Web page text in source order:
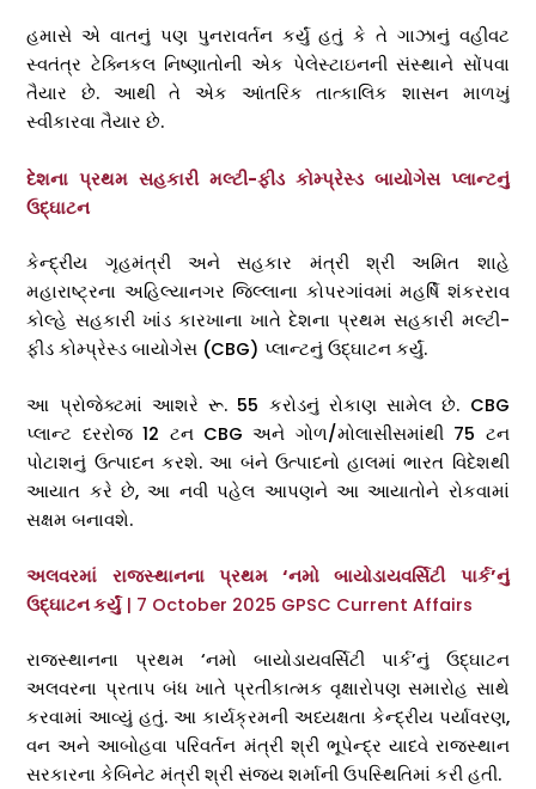
હમાસે એ વાતનું પણ પુનરાવર્તન કર્યું હતું કે તે ગાઝાનું વહીવટ
સ્વતંત્ર ટેક્નિકલ નિષ્ણાતોની એક પેલેસ્ટાઇનની સંસ્થાને સોંપવા
તૈયાર છે. આથી તે એક આંતરિક તાત્કાલિક શાસન માળખું
સ્વીકારવા તૈયાર છે.
દેશના પ્રથમ સહકારી મલ્ટી-ફીડ કોમ્પ્રેસ્ડ બાયોગેસ પ્લાન્ટનું
ઉદ્ઘાટન
કેન્દ્રીય ગૃહમંત્રી અને સહકાર મંત્રી શ્રી અમિત શાહે
મહારાષ્ટ્રના અહિલ્યાનગર જિલ્લાના કોપરગાંવમાં મહર્ષિ શંકરરાવ
કોલ્હે સહકારી ખાંડ કારખાના ખાતે દેશના પ્રથમ સહકારી મલ્ટી-
ફીડ કોમ્પ્રેસ્ડ બાયોગેસ (CBG) પ્લાન્ટનું ઉદ્ઘાટન કર્યું.
આ પ્રોજેક્ટમાં આશરે રૂ. 55 કરોડનું રોકાણ સામેલ છે. CBG
પ્લાન્ટ દરરોજ 12 ટન CBG અને ગોળ/મોલાસીસમાંથી 75 ટન
પોટાશનું ઉત્પાદન કરશે. આ બંને ઉત્પાદનો હાલમાં ભારત વિદેશથી
આયાત કરે છે, આ નવી પહેલ આપણને આ આયાતોને રોકવામાં
સક્ષમ બનાવશે.
અલવરમાં રાજસ્થાનના પ્રથમ ‘નમો બાયોડાયવર્સિટી પાર્ક’નું
ઉદ્ઘાટન કર્યું| 7 October 2025 GPSC Current Affairs
રાજસ્થાનના પ્રથમ ‘નમો બાયોડાયવર્સિટી પાર્ક’નું ઉદ્ઘાટન
અલવરના પ્રતાપ બંધ ખાતે પ્રતીકાત્મક વૃક્ષારોપણ સમારોહ સાથે
કરવામાં આવ્યું હતું. આ કાર્યક્રમની અધ્યક્ષતા કેન્દ્રીય પર્યાવરણ,
વન અને આબોહવા પરિવર્તન મંત્રી શ્રી ભૂપેન્દ્ર યાદવે રાજસ્થાન
સરકારના કેબિનેટ મંત્રી શ્રી સંજય શર્માની ઉપસ્થિતિમાં કરી હતી.